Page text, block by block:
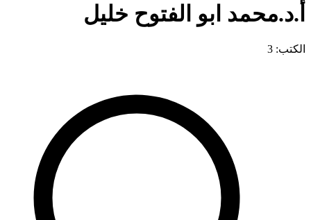
أ.د.محمد ابو الفتوح خليل
الكتب: 3